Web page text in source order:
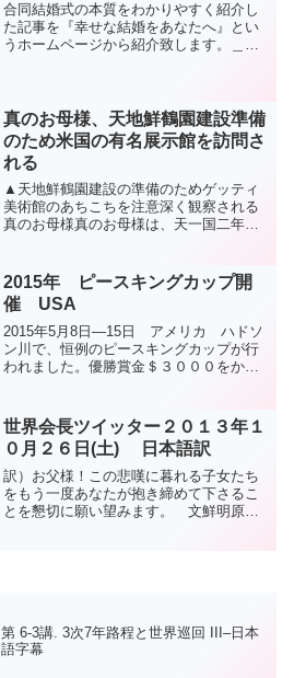
合同結婚式の本質をわかりやすく紹介し
た記事を『幸せな結婚をあなたへ』とい
うホームページから紹介致します。＿＿
＿＿＿＿＿＿＿＿「なぜ結...
真のお母様、天地鮮鶴園建設準備
のため米国の有名展示館を訪問さ
れる
▲天地鮮鶴園建設の準備のためゲッティ
美術館のあちこちを注意深く観察される
真のお母様真のお母様は、天一国二年天
を訪問されました。真のお母様が、まず
最初に訪問された...
2015年 ピースキングカップ開
催 USA
2015年5月8日―15日 アメリカ ハドソ
ン川で、恒例のピースキングカップが行
われました。優勝賞金＄３０００をかけ
必ずと言って良いくらい3月末より、4
月、5月は、アメ...
世界会長ツイッター２０１３年１
０月２６日(土) 日本語訳
訳）お父様！この悲嘆に暮れる子女たち
をもう一度あなたが抱き締めて下さるこ
とを懇切に願い望みます。 文鮮明原
第 6-3講. 3次7年路程と世界巡回 III–日本
語字幕